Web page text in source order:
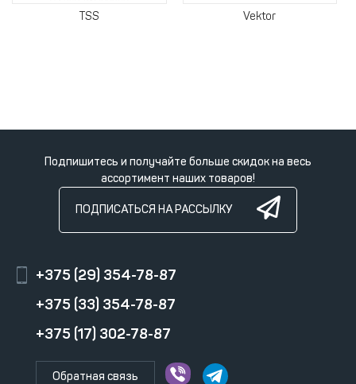
TSS Vektor
Подпишитесь и получайте больше скидок на весь
ассортимент наших товаров!
ПОДПИСАТЬСЯ НА РАССЫЛКУ
+375 (29) 354-78-87
+375 (33) 354-78-87
+375 (17) 302-78-87
Обратная связь